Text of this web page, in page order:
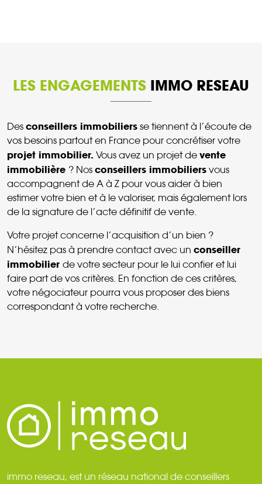
LES ENGAGEMENTS IMMO RESEAU
Des conseillers immobiliers se tiennent à l’écoute de
vos besoins partout en France pour concrétiser votre
projet immobilier. Vous avez un projet de vente
immobilière ? Nos conseillers immobiliers vous
accompagnent de A à Z pour vous aider à bien
estimer votre bien et à le valoriser, mais également lors
de la signature de l’acte définitif de vente.
Votre projet concerne l’acquisition d’un bien ?
N’hésitez pas à prendre contact avec un conseiller
immobilier de votre secteur pour le lui confier et lui
faire part de vos critères. En fonction de ces critères,
votre négociateur pourra vous proposer des biens
correspondant à votre recherche.
immo reseau, est un réseau national de conseillers